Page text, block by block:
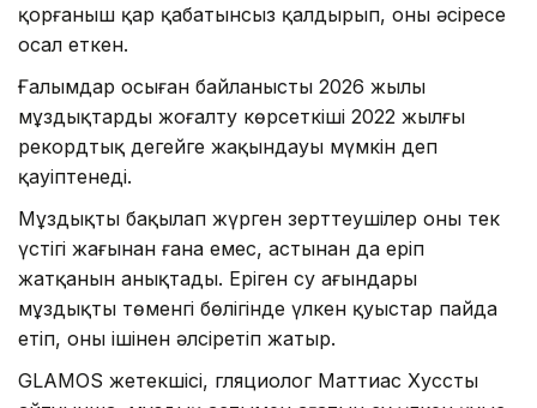
қорғаныш қар қабатынсыз қалдырып, оны әсіресе
осал еткен.
Ғалымдар осыған байланысты 2026 жылы
мұздықтардың жоғалту көрсеткіші 2022 жылғы
рекордтық деңгейге жақындауы мүмкін деп
қауіптенеді.
Мұздықты бақылап жүрген зерттеушілер оның тек
үстіңгі жағынан ғана емес, астынан да еріп
жатқанын анықтады. Еріген су ағындары
мұздықтың төменгі бөлігінде үлкен қуыстар пайда
етіп, оны ішінен әлсіретіп жатыр.
GLAMOS жетекшісі, гляциолог Маттиас Хусстың